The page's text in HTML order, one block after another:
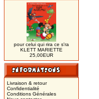
pour celui qui rira ce s'ra
KLETT MARIETTE
25,00EUR
Livraison & retour
Confidentialité
Conditions Générales